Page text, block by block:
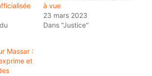
à vue
23 mars 2023
Dans "Justice"
Massar :
et